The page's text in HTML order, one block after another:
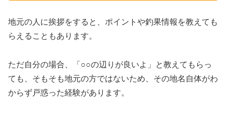
地元の人に挨拶をすると、ポイントや釣果情報を教えても
らえることもあります。
ただ自分の場合、「○○の辺りが良いよ」と教えてもらっ
ても、そもそも地元の方ではないため、その地名自体がわ
からず戸惑った経験があります。